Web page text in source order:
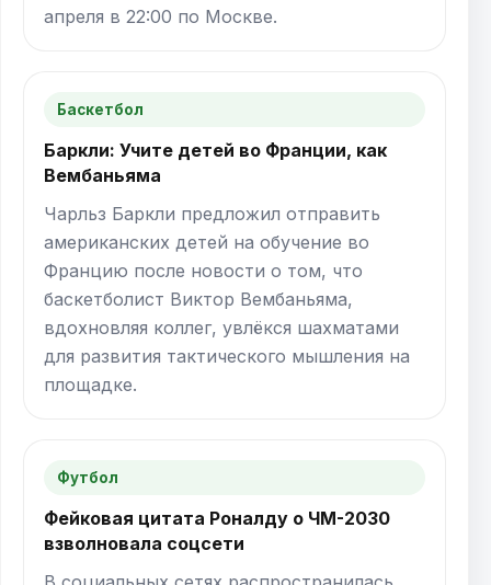
апреля в 22:00 по Москве.
Баскетбол
Баркли: Учите детей во Франции, как
Вембаньяма
Чарльз Баркли предложил отправить
американских детей на обучение во
Францию после новости о том, что
баскетболист Виктор Вембаньяма,
вдохновляя коллег, увлёкся шахматами
для развития тактического мышления на
площадке.
Футбол
Фейковая цитата Роналду о ЧМ-2030
взволновала соцсети